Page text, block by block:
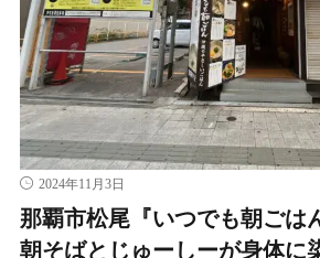
2024年11月3日
那覇市松尾『いつでも朝ごは
朝そばとじゅーしーが身体に